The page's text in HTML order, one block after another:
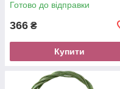
Готово до відправки
366 ₴
Купити